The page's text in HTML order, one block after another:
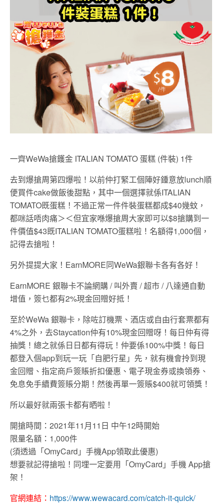
一齊WeWa搶鑊金 ITALIAN TOMATO 蛋糕 (件裝) 1件
去到爆搶周第四爆啦！以前仲打緊工個陣好鍾意放lunch順
便買件cake做飯後甜點，其中一個選擇就係ITALIAN
TOMATO既蛋糕！不過正常一件件裝蛋糕都成$40幾蚊，
都咪話唔肉痛＞＜但宜家喺爆搶周大家即可以$8搶購到一
件價值$43既ITALIAN TOMATO蛋糕啦！名額得1,000個，
記得去搶啦！
另外提提大家！EarnMORE同WeWa銀聯卡各有各好！
EarnMORE 銀聯卡不論網購 / 叫外賣 / 超市 / 八達通自動
增值，簽乜都有2%現金回贈好抵！
至於WeWa 銀聯卡，除咗訂機票、酒店或自由行套票都有
4%之外，去Staycation仲有10%現金回贈呀！每日仲有得
抽獎！總之就係日日都有得玩！仲要係100%中獎！每日
都登入個app到玩一玩「自肥行星」先，就有機會拎到現
金回贈、指定商戶簽賬折扣優惠、電子現金券或換領券、
免息免手續費簽賬分期！然後再單一簽賬$400就可領獎！
所以最好就兩張卡都有晒啦！
開搶時間：2021年11月11日 中午12時開始
限量名額：1,000件
(須透過「OmyCard」手機App領取此優惠)
想要就記得搶啦！同埋一定要用「OmyCard」手機 App搶
架！
官網連結： https://www.wewacard.com/catch-it-quick/